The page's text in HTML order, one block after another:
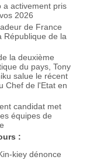
a activement pris
2026
de France
République de la
la deuxième
du pays, Tony
salue le récent
Chef de l'Etat en
candidat met
équipes de
:
kiey dénonce